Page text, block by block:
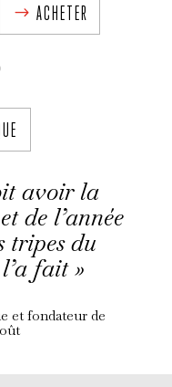
ACHETER
avoir la
de l’année
tripes du
fait »
et fondateur de